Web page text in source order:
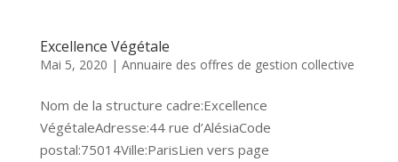
Excellence Végétale
Mai 5, 2020 | Annuaire des offres de gestion collective
Nom de la structure cadre:Excellence
VégétaleAdresse:44 rue d’AlésiaCode
postal:75014Ville:ParisLien vers page